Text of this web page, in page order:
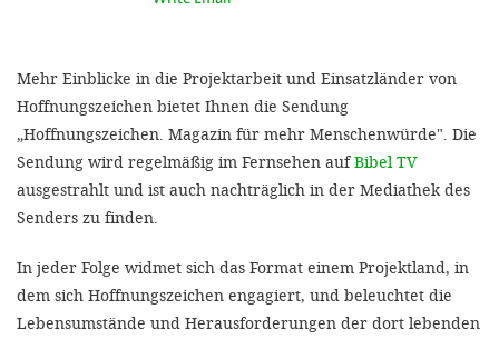
Mehr Einblicke in die Projektarbeit und Einsatzländer von
Hoffnungszeichen bietet Ihnen die Sendung
„Hoffnungszeichen. Magazin für mehr Menschenwürde". Die
Sendung wird regelmäßig im Fernsehen aufBibel TV
ausgestrahlt und ist auch nachträglich in der Mediathek des
Senders zu finden.
In jeder Folge widmet sich das Format einem Projektland, in
dem sich Hoffnungszeichen engagiert, und beleuchtet die
Lebensumstände und Herausforderungen der dort lebenden
AGREE